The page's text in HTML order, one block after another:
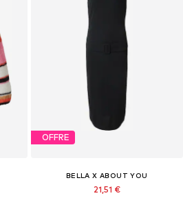
OFFRE
BELLA X ABOUT YOU
21,51 €